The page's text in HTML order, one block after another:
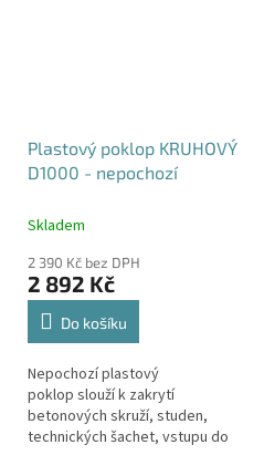
Plastový poklop KRUHOVÝ
D1000 - nepochozí
Skladem
2 390 Kč bez DPH
2 892 Kč
Do košíku
Nepochozí plastový
poklop slouží k zakrytí
betonových skruží, studen,
technických šachet, vstupu do